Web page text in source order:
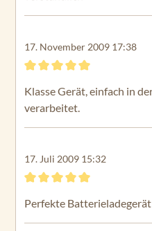
17. November 2009 17:38
Klasse Gerät, einfach in
verarbeitet.
17. Juli 2009 15:32
Perfekte